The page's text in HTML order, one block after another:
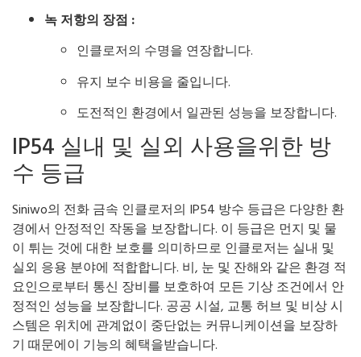
녹 저항의 장점 :
인클로저의 수명을 연장합니다.
유지 보수 비용을 줄입니다.
도전적인 환경에서 일관된 성능을 보장합니다.
IP54 실내 및 실외 사용을위한 방
수 등급
Siniwo의 전화 금속 인클로저의 IP54 방수 등급은 다양한 환
경에서 안정적인 작동을 보장합니다. 이 등급은 먼지 및 물
이 튀는 것에 대한 보호를 의미하므로 인클로저는 실내 및
실외 응용 분야에 적합합니다. 비, 눈 및 잔해와 같은 환경 적
요인으로부터 통신 장비를 보호하여 모든 기상 조건에서 안
정적인 성능을 보장합니다. 공공 시설, 교통 허브 및 비상 시
스템은 위치에 관계없이 중단없는 커뮤니케이션을 보장하
기 때문에이 기능의 혜택을받습니다.